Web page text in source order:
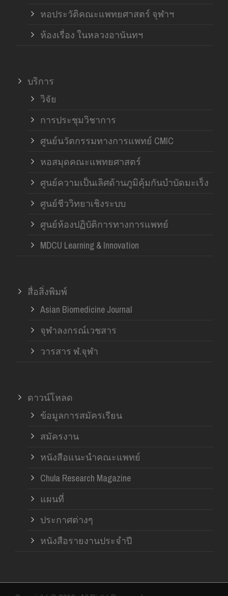
หอประวัติคณะแพทยศาสตร์ จุฬาฯ
ห้องเรื่อง ในหลวงอานันทฯ
บริการ
วิจัย
การประชุมวิชาการ
ศูนย์นวัตกรรมทางการแพทย์ CMIC
หอสมุดคณะแพทยศาสตร์
ศูนย์ความเป็นเลิศด้านภูมิคุ้มกันบำบัดมะเร็ง
ศูนย์ชีววิทยาเชิงระบบ
ศูนย์ห้องปฏิบัติการทางการแพทย์
MDCU Learning & Innovation
สื่อสิ่งพิมพ์
Asian Biomedicine Journal
จุฬาลงกรณ์เวชสาร
วารสาร ฬ.จุฬา
ดาวน์โหลด
ข้อมูลการสมัครเรียน
สมัครงาน
หนังสือแนะนำคณะแพทย์
Chula Research Magazine
แผนที่
ประกาศต่างๆ
หนังสือรายงานประจำปี